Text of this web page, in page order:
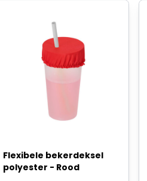
Flexibele bekerdeksel
polyester - Rood